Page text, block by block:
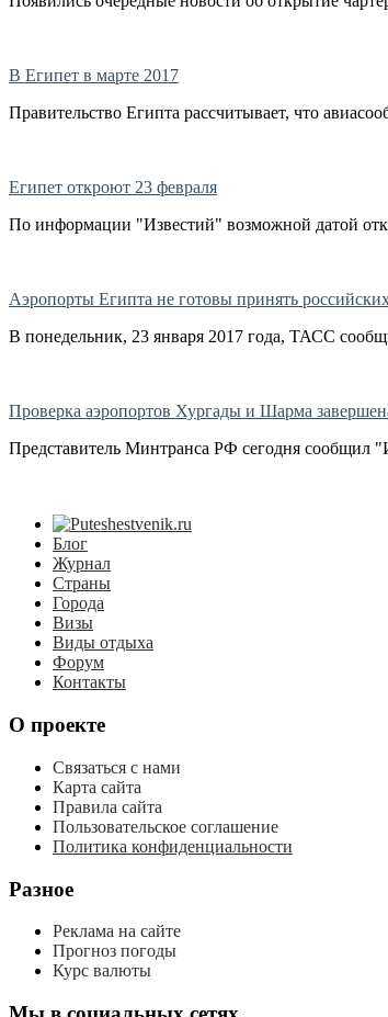
В Египет в марте 2017
Правительство Египта рассчитывает, что
Египет откроют 23 февраля
По информации "Известий" возможной датой
Аэропорты Египта не готовы принять
В понедельник, 23 января 2017 года, ТАСС
Проверка аэропортов Хургады и Шарма
Представитель Минтранса РФ сегодня сообщил
Блог
Журнал
Страны
Города
Визы
Виды отдыха
Форум
Контакты
О проекте
Связаться с нами
Карта сайта
Правила сайта
Пользовательское соглашение
Политика конфиденциальности
Разное
Реклама на сайте
Прогноз погоды
Курс валюты